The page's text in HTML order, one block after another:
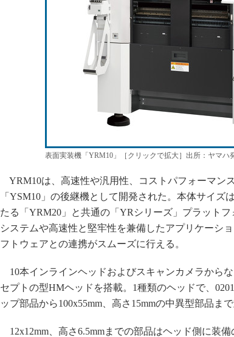
表面実装機「YRM10」［クリックで拡大］出所：ヤマハ
YRM10は、高速性や汎用性、コストパフォーマン
「YSM10」の後継機として開発された。本体サイズ
たる「YRM20」と共通の「YRシリーズ」プラット
システムや高速性と堅牢性を兼備したアプリケーシ
フトウェアとの連携がスムーズに行える。
10本インラインヘッドおよびスキャンカメラから
セプトの型HMヘッドを搭載。1種類のヘッドで、
ップ部品から100x55mm、高さ15mmの中異型部品まで
12x12mm、高さ6.5mmまでの部品はヘッド側に装